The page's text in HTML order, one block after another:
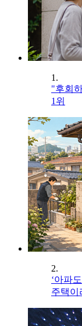
1.
"후회
1위
2.
‘아파
주택이